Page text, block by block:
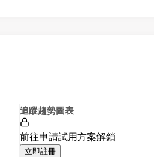
追蹤趨勢圖表
前往申請試用方案解鎖
立即註冊